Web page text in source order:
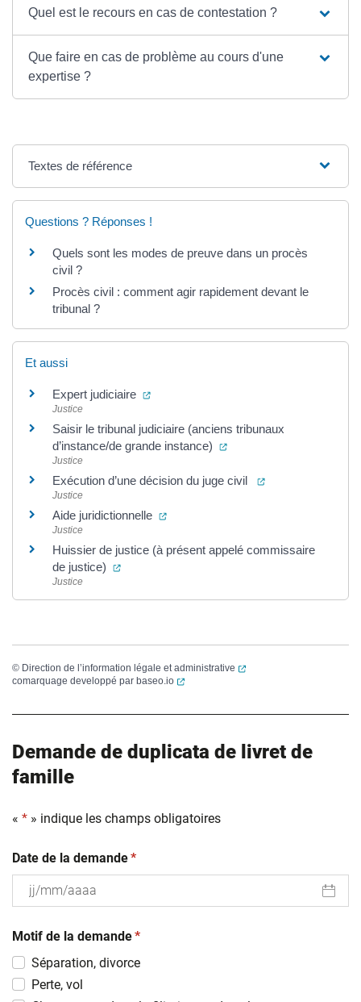
Quel est le recours en cas de contestation ?
Que faire en cas de problème au cours d'une
expertise ?
Textes de référence
Questions ? Réponses !
Quels sont les modes de preuve dans un procès
civil ?
Procès civil : comment agir rapidement devant le
tribunal ?
Et aussi
Expert judiciaire (ouverture dans un nouvel onglet)
Justice
Saisir le tribunal judiciaire (anciens tribunaux
d’instance/de grande instance)
(ouverture dans un
Justice
Exécution d’une décision du juge civil (ouverture dans
Justice
Aide juridictionnelle (ouverture dans un nouvel onglet)
Justice
Huissier de justice (à présent appelé commissaire
de justice)
(ouverture dans un nouvel onglet)
Justice
© Direction de l’information légale et administrative
(ouverture dans un
comarquage developpé par baseo.io (ouverture dans un nouvel onglet)
Demande de duplicata de livret de
famille
« * » indique les champs obligatoires
Date de la demande(obligatoire)
*
slash
MM
slash
AAAA
Motif de la demande(obligatoire)
*
Séparation, divorce
Perte, vol